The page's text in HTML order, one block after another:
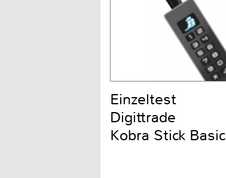
Einzeltest
Digittrade
Kobra Stick Basic